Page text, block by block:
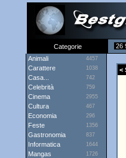
Categorie
26
Animali
4457
Carattere 1038
Casa... 742
Celebrità 759
Cinema 2955
Cultura 467
Economia 296
Feste 1356
Gastronomia 837
Informatica 1644
Mangas 1726
<